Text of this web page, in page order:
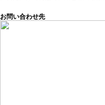
お問い合わせ先